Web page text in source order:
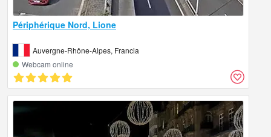
Périphérique Nord, Lione
Auvergne-Rhône-Alpes, Francia
Webcam online